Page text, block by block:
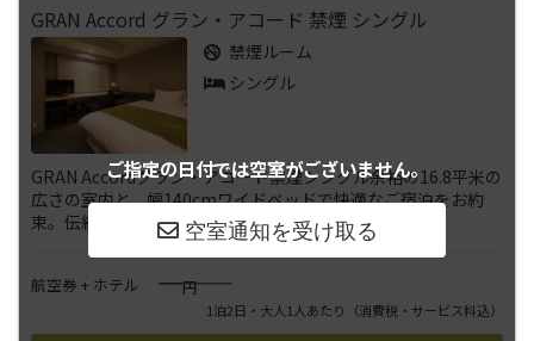
ご指定の日付では空室がございません。
GRAN Accord グラン・アコード 禁煙 シングル
禁煙ルーム
シングル
GRAN Accordグラン・アコード禁煙シングル余裕の16.8平米の
広さの室内と、幅140cmワイドベッドで快適なご宿泊をお約
束。伝統の九
さらに表示
航空券 + ホテル ――――円
1泊2日・大人1人あたり （消費税・サービス料込）